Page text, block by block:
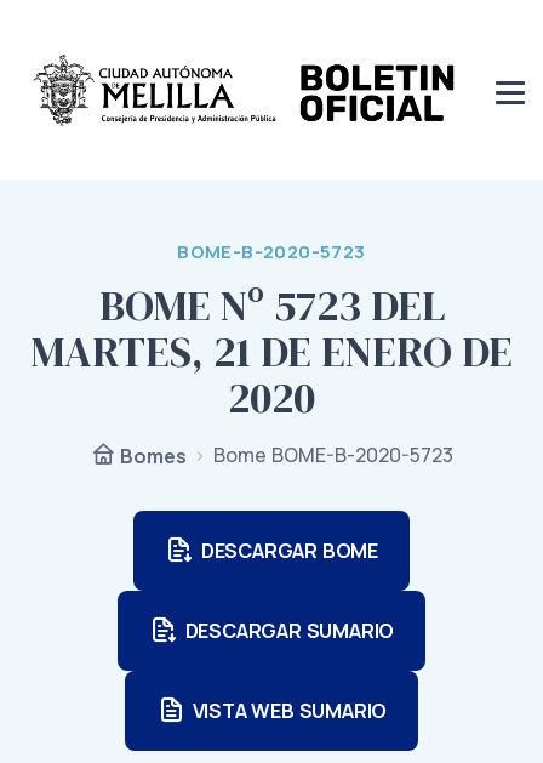
BOME-B-2020-5723
BOME Nº 5723 DEL
MARTES, 21 DE ENERO DE
2020
Bomes Bome BOME-B-2020-5723
DESCARGAR BOME
DESCARGAR SUMARIO
VISTA WEB SUMARIO